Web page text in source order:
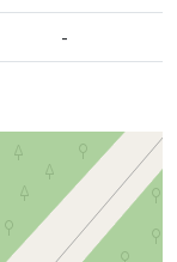
-